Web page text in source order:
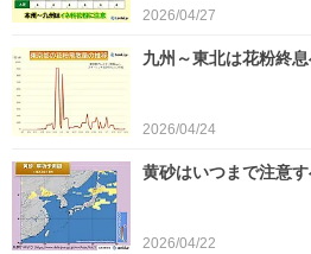
2026/04/27
九州～東北は花粉終
2026/04/24
黄砂はいつまで注意
2026/04/22